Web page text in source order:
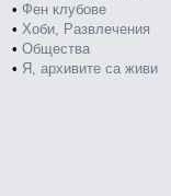
• Фен клубове
• Хоби, Развлечения
• Общества
• Я, архивите са живи